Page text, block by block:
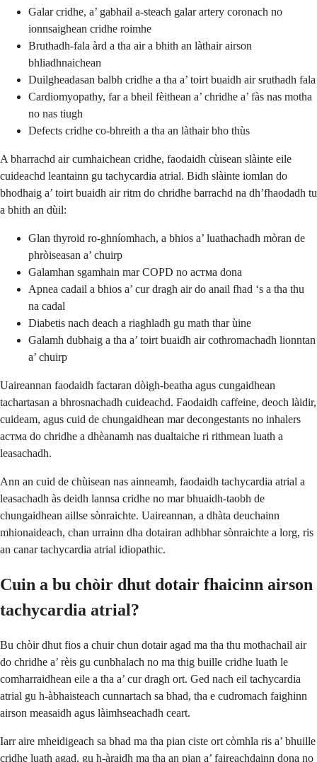
Galar cridhe, a’ gabhail a-steach galar artery coronach no
ionnsaighean cridhe roimhe
Bruthadh-fala àrd a tha air a bhith an làthair airson
bhliadhnaichean
Duilgheadasan balbh cridhe a tha a’ toirt buaidh air sruthadh fala
Cardiomyopathy, far a bheil fèithean a’ chridhe a’ fàs nas motha
no nas tiugh
Defects cridhe co-bhreith a tha an làthair bho thùs
A bharrachd air cumhaichean cridhe, faodaidh cùisean slàinte eile
cuideachd leantainn gu tachycardia atrial. Bidh slàinte iomlan do
bhodhaig a’ toirt buaidh air ritm do chridhe barrachd na dh’fhaodadh tu
a bhith an dùil:
Glan thyroid ro-ghníomhach, a bhios a’ luathachadh mòran de
phròiseasan a’ chuirp
Galamhan sgamhain mar COPD no aстма dona
Apnea cadail a bhios a’ cur dragh air do anail fhad ‘s a tha thu
na cadal
Diabetis nach deach a riaghladh gu math thar ùine
Galamh dubhaig a tha a’ toirt buaidh air cothromachadh lionntan
a’ chuirp
Uaireannan faodaidh factaran dòigh-beatha agus cungaidhean
tachartasan a bhrosnachadh cuideachd. Faodaidh caffeine, deoch làidir,
cuideam, agus cuid de chungaidhean mar decongestants no inhalers
aстма do chridhe a dhèanamh nas dualtaiche ri rithmean luath a
leasachadh.
Ann an cuid de chùisean nas ainneamh, faodaidh tachycardia atrial a
leasachadh às deidh lannsa cridhe no mar bhuaidh-taobh de
chungaidhean aillse sònraichte. Uaireannan, a dhàta deuchainn
mhionaideach, chan urrainn dha dotairan adhbhar sònraichte a lorg, ris
an canar tachycardia atrial idiopathic.
Cuin a bu chòir dhut dotair fhaicinn airson
tachycardia atrial?
Bu chòir dhut fios a chuir chun dotair agad ma tha thu mothachail air
do chridhe a’ rèis gu cunbhalach no ma thig buille cridhe luath le
comharraidhean eile a tha a’ cur dragh ort. Ged nach eil tachycardia
atrial gu h-àbhaisteach cunnartach sa bhad, tha e cudromach faighinn
airson measaidh agus làimhseachadh ceart.
Iarr aire mheidigeach sa bhad ma tha pian ciste ort còmhla ris a’ bhuille
cridhe luath agad, gu h-àraidh ma tha an pian a’ faireachdainn dona no